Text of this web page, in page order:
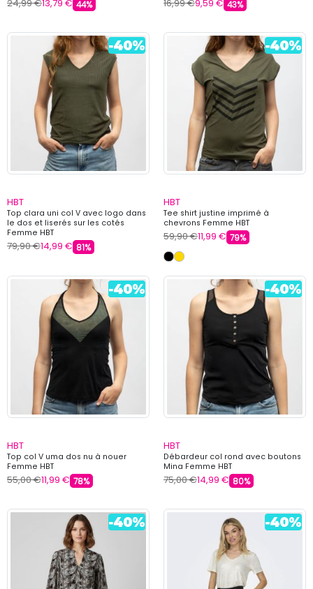
24,99 €13,79 € 44% 16,99 €9,59 € 43%
HBT
Top clara uni col V avec logo dans
le dos et liserés sur les cotés
Femme HBT
79,90 €14,99 € 81%
HBT
Tee shirt justine imprimé à
chevrons Femme HBT
59,90 €11,99 € 79%
HBT
Top col V uma dos nu à nouer
Femme HBT
55,00 €11,99 € 78%
HBT
Débardeur col rond avec boutons
Mina Femme HBT
75,00 €14,99 € 80%